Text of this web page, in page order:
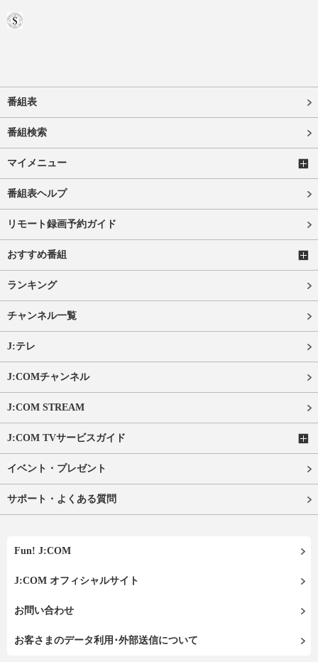
番組表
番組検索
マイメニュー
番組表ヘルプ
リモート録画予約ガイド
おすすめ番組
ランキング
チャンネル一覧
J:テレ
J:COMチャンネル
J:COM STREAM
J:COM TVサービスガイド
イベント・プレゼント
サポート・よくある質問
Fun! J:COM
J:COM オフィシャルサイト
お問い合わせ
お客さまのデータ利用･外部送信について